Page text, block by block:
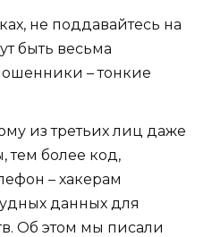
не поддавайтесь на
быть весьма
– тонкие
из третьих лиц даже
тем более код,
– хакерам
данных для
Об этом мы писали